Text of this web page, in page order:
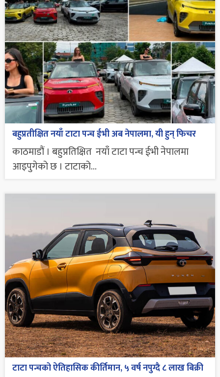
बहुप्रतीक्षित नयाँ टाटा पन्च ईभी अब नेपालमा, यी हुन् फिचर
काठमाडौं । बहुप्रतिक्षित नयाँ टाटा पन्च ईभी नेपालमा
आइपुगेको छ । टाटाको...
टाटा पन्चको ऐतिहासिक कीर्तिमान, ५ वर्ष नपुग्दै ८ लाख बिक्री